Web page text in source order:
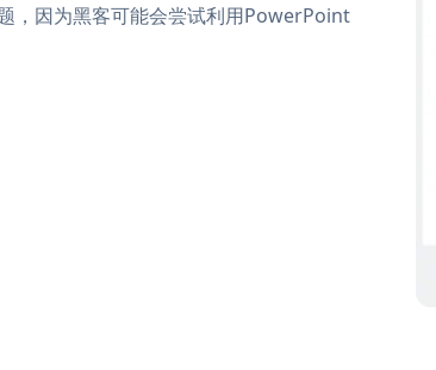
，因为黑客可能会尝试利用PowerPoint